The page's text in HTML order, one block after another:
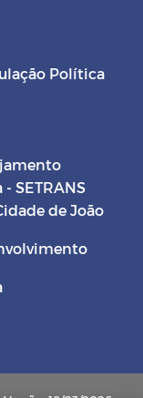
Política
SETRANS
de João